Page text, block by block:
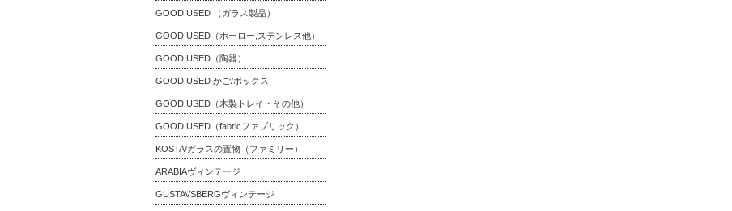
GOOD USED （ガラス製品）
GOOD USED（ホーロー,ステンレス他）
GOOD USED（陶器）
GOOD USED かご/ボックス
GOOD USED（木製トレイ・その他）
GOOD USED（fabricファブリック）
KOSTA/ガラスの置物（ファミリー）
ARABIAヴィンテージ
GUSTAVSBERGヴィンテージ